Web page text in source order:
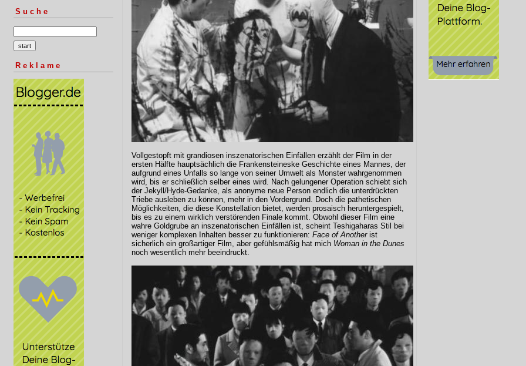
Suche
Reklame
Vollgestopft mit grandiosen inszenatorischen Einfällen erzählt der Film in der
ersten Hälfte hauptsächlich die Frankensteineske Geschichte eines Mannes, der
aufgrund eines Unfalls so lange von seiner Umwelt als Monster wahrgenommen
wird, bis er schließlich selber eines wird. Nach gelungener Operation schiebt sich
der Jekyll/Hyde-Gedanke, als anonyme neue Person endlich die unterdrückten
Triebe ausleben zu können, mehr in den Vordergrund. Doch die pathetischen
Möglichkeiten, die diese Konstellation bietet, werden prosaisch heruntergespielt,
bis es zu einem wirklich verstörenden Finale kommt. Obwohl dieser Film eine
wahre Goldgrube an inszenatorischen Einfällen ist, scheint Teshigaharas Stil bei
weniger komplexen Inhalten besser zu funktionieren: Face of Anotherist
sicherlich ein großartiger Film, aber gefühlsmäßig hat mich Woman in the Dunes
noch wesentlich mehr beeindruckt.